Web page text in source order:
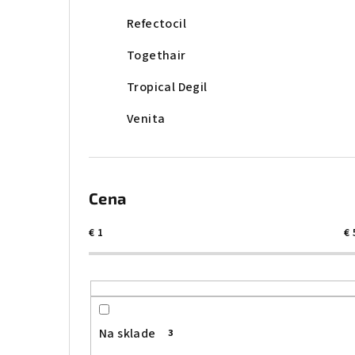
Refectocil
Togethair
Tropical Degil
Venita
Cena
€ 1 €
Na sklade 3